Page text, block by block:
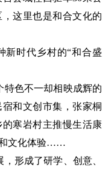
这里也是和合文化的
时代乡村的“和合盛
色不一却相映成辉的
和文创市集，张家桐
寒岩村主推慢生活康
和文化体验……
形成了研学、创意、